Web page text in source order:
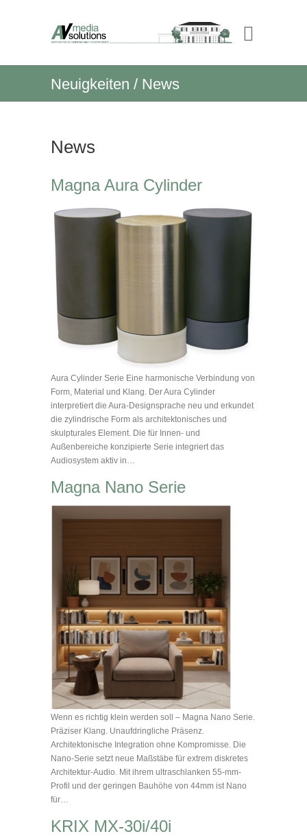
Neuigkeiten / News
News
Magna Aura Cylinder
Aura Cylinder Serie Eine harmonische Verbindung von
Form, Material und Klang. Der Aura Cylinder
interpretiert die Aura-Designsprache neu und erkundet
die zylindrische Form als architektonisches und
skulpturales Element. Die für Innen- und
Außenbereiche konzipierte Serie integriert das
Audiosystem aktiv in…
Magna Nano Serie
Wenn es richtig klein werden soll – Magna Nano Serie.
Präziser Klang. Unaufdringliche Präsenz.
Architektonische Integration ohne Kompromisse. Die
Nano-Serie setzt neue Maßstäbe für extrem diskretes
Architektur-Audio. Mit ihrem ultraschlanken 55-mm-
Profil und der geringen Bauhöhe von 44mm ist Nano
für…
KRIX MX-30i/40i